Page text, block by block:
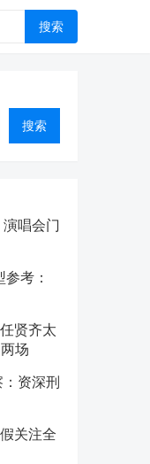
搜索
搜索
唱会门
考：
贤齐太
场
资深刑
关注全